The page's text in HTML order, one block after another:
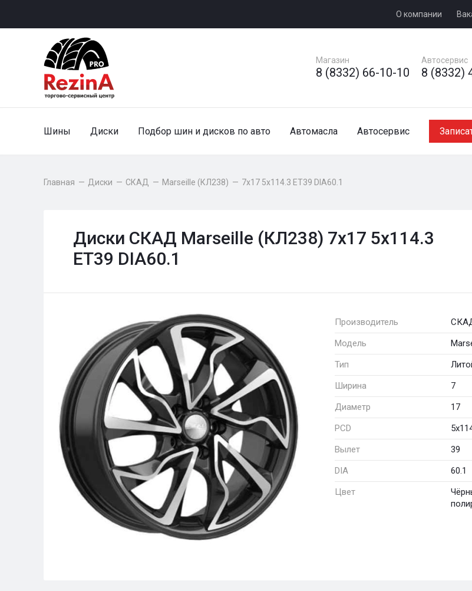
О компании
Магазин
8 (8332) 66-10-10
Автосервис
8 (8332)
Шины Диски Подбор шин и дисков по авто Автомасла Автосервис
Главная — Диски — СКАД — Marseille (КЛ238) — 7x17 5x114.3 ET39 DIA60.1
Диски СКАД Marseille (КЛ238) 7x17 5x114.3
ET39 DIA60.1
Производитель
Модель
Тип
Ширина
7
Диаметр
17
PCD
Вылет
39
DIA
60.1
Цвет